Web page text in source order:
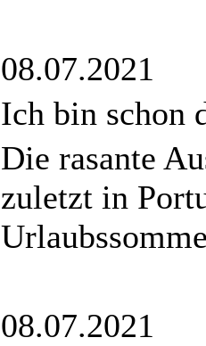
08.07.2021
Ich bin schon
Die rasante
zuletzt in
08.07.2021